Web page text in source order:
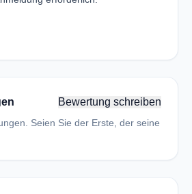
Bewertung schreiben
Seien Sie der Erste, der seine